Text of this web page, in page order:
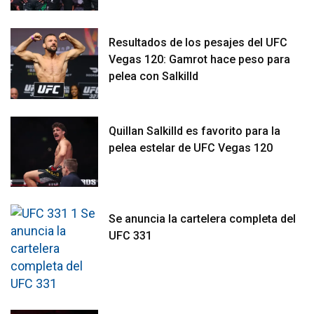
Resultados de los pesajes del UFC
Vegas 120: Gamrot hace peso para
pelea con Salkilld
Quillan Salkilld es favorito para la
pelea estelar de UFC Vegas 120
Se anuncia la cartelera completa del
UFC 331